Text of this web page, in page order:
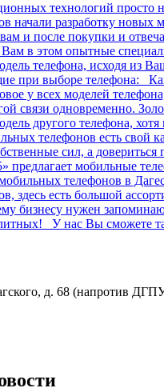
технологий просто
начали разработку новых
и после покупки и
Вам в этом опытные
телефона, исходя из
при выборе телефона:
у всех моделей
связи одновременно.
другого телефона,
телефонов есть свой
сил, а
мобильные
телефонов в
здесь есть большой
бизнесу нужен
У нас Вы сможете
д. 68 (напротив